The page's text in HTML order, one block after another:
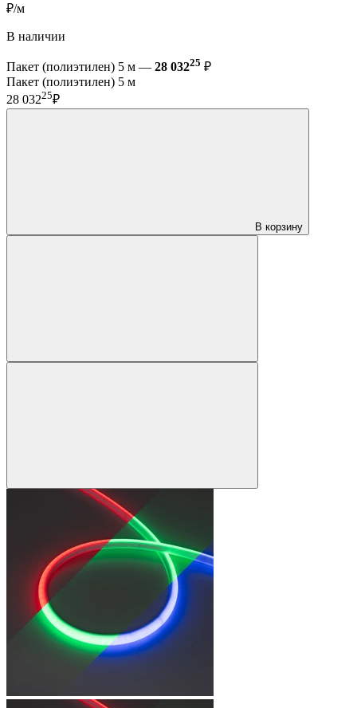
₽/м
В наличии
Пакет (полиэтилен) 5 м — 28 03225 ₽
Пакет (полиэтилен) 5 м
28 03225₽
В корзину